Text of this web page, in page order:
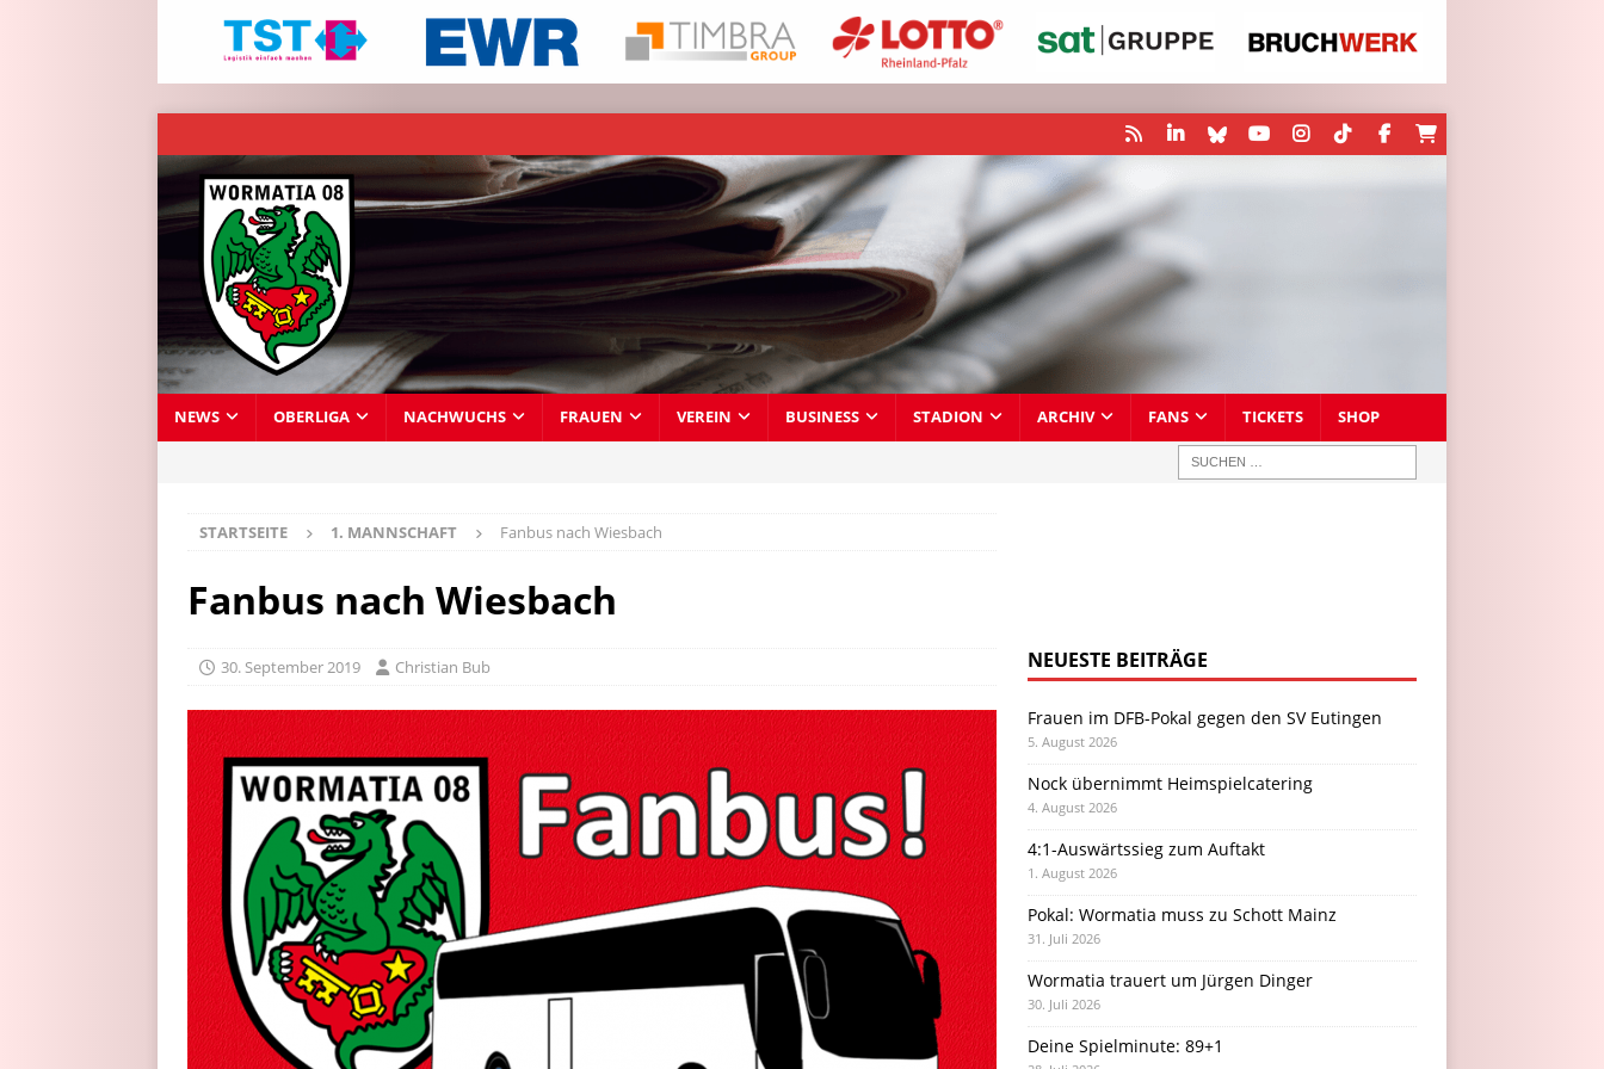
NEWS OBERLIGA NACHWUCHS FRAUEN VEREIN BUSINESS STADION ARCHIV FANS TICKETS SHOP
STARTSEITE 1. MANNSCHAFT Fanbus nach Wiesbach
Fanbus nach Wiesbach
30. September 2019 Christian Bub NEUESTE BEITRÄGE
Frauen im DFB-Pokal gegen den SV Eutingen
5. August 2026
Nock übernimmt Heimspielcatering
4. August 2026
4:1-Auswärtssieg zum Auftakt
1. August 2026
Pokal: Wormatia muss zu Schott Mainz
31. Juli 2026
Wormatia trauert um Jürgen Dinger
30. Juli 2026
Deine Spielminute: 89+1